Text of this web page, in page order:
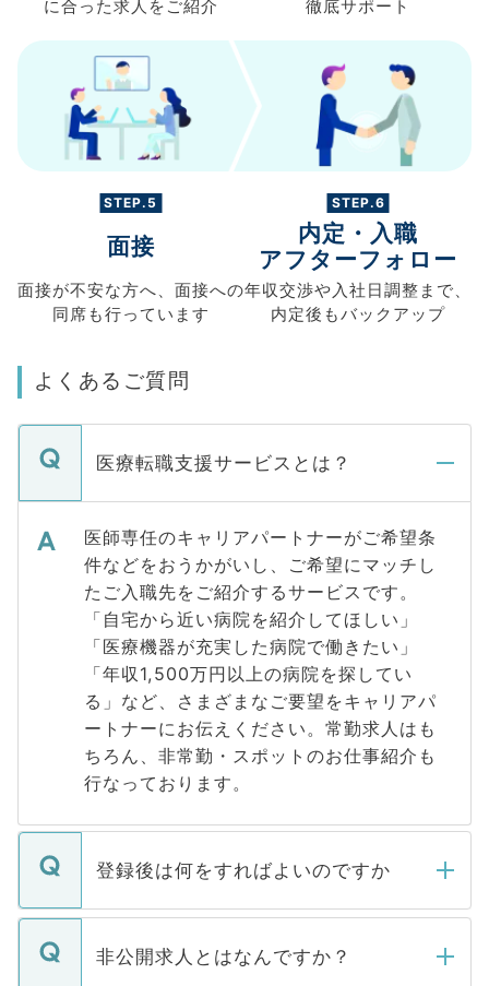
に合った求人を ご紹介
徹底サポート
STEP.5
面接
面接が不安な方へ、 面接への
同席も行っています
STEP.6
内定・入職
アフターフォロー
年収交渉や入社日調整まで、
内定後もバックアップ
よくあるご質問
医療転職支援サービスとは？
医師専任のキャリアパートナーがご希望条
件などをおうかがいし、ご希望にマッチし
たご入職先をご紹介するサービスです。
「自宅から近い病院を紹介してほしい」
「医療機器が充実した病院で働きたい」
「年収1,500万円以上の病院を探してい
る」など、さまざまなご要望をキャリアパ
ートナーにお伝えください。常勤求人はも
ちろん、非常勤・スポットのお仕事紹介も
行なっております。
登録後は何をすればよいのですか
ご登録いただきましたら、弊社担当者がご
登録内容を確認し、その後メールもしくは
非公開求人とはなんですか？